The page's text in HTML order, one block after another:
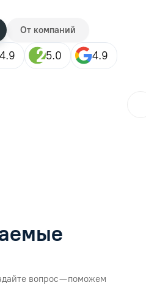
От компаний
4.9 5.0 4.9
вопрос — поможем